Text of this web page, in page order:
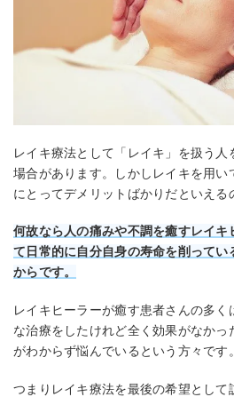
レイキ療法として「レイキ」を扱う
場合があります。しかしレイキを用い
にとってデメリットばかりだといえる
何故なら人の痛みや不調を癒すレイキ
て日常的に自分自身の寿命を削って
からです。
レイキヒーラーが癒す患者さんの多
な治療をしたけれど全く効果がなかっ
がわからず悩んでいるという方々です。
つまりレイキ療法を最後の希望として